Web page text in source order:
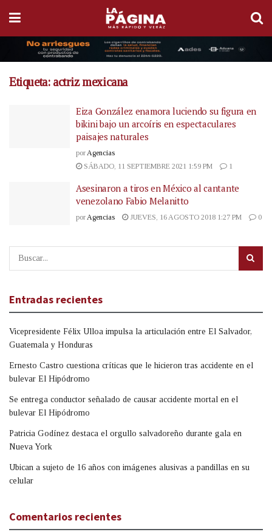
Etiqueta: actriz mexicana
Eiza González enamora luciendo su figura en
bikini bajo un arcoíris en espectaculares
paisajes naturales
por Agencias
SÁBADO, 11 SEPTIEMBRE 2021 1:59 PM
1
Asesinaron a tiros en México al cantante
venezolano Fabio Melanitto
por Agencias JUEVES, 16 AGOSTO 2018 1:27 PM 0
Entradas recientes
Vicepresidente Félix Ulloa impulsa la articulación entre El Salvador,
Guatemala y Honduras
Ernesto Castro cuestiona críticas que le hicieron tras accidente en el
bulevar El Hipódromo
Se entrega conductor señalado de causar accidente mortal en el
bulevar El Hipódromo
Patricia Godínez destaca el orgullo salvadoreño durante gala en
Nueva York
Ubican a sujeto de 16 años con imágenes alusivas a pandillas en su
celular
Comentarios recientes